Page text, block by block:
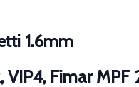
1.6mm
Fimar MPF